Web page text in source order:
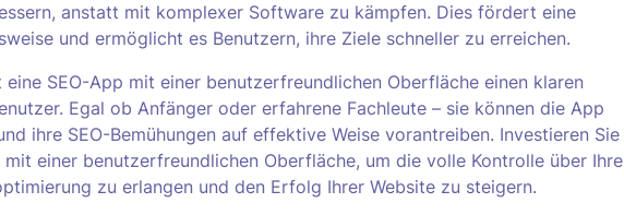
anstatt mit komplexer Software zu kämpfen. Dies fördert eine
und ermöglicht es Benutzern, ihre Ziele schneller zu erreichen.
eine SEO-App mit einer benutzerfreundlichen Oberfläche einen klaren
Egal ob Anfänger oder erfahrene Fachleute – sie können die App
ihre SEO-Bemühungen auf effektive Weise vorantreiben. Investieren Sie
mit einer benutzerfreundlichen Oberfläche, um die volle Kontrolle über Ihre
zu erlangen und den Erfolg Ihrer Website zu steigern.